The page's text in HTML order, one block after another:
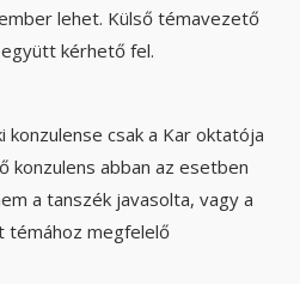
lehet. Külső témavezető
kérhető fel.
konzulense csak a Kar oktatója
konzulens abban az esetben
a tanszék javasolta, vagy a
témához megfelelő